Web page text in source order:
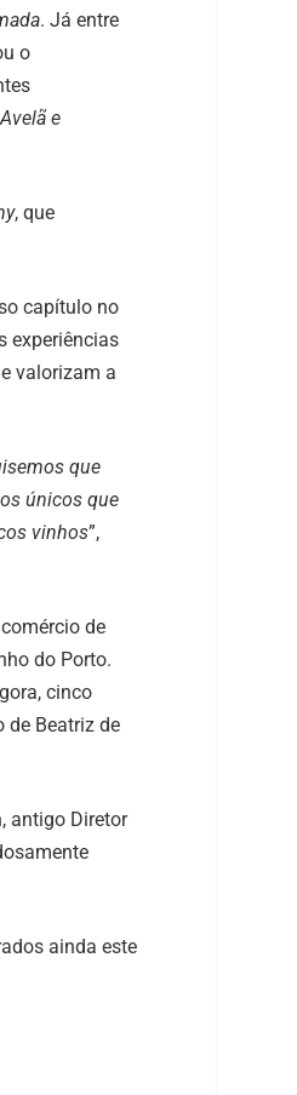
. Já entre
o
e
, que
capítulo no
experiências
valorizam a
que
únicos que
vinhos”,
de
do Porto.
cinco
de Beatriz de
antigo Diretor
ainda este